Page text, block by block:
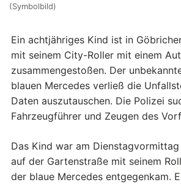
(Symbolbild)
Ein achtjähriges Kind ist in
mit seinem City-Roller mit einem
zusammengestoßen. Der
blauen Mercedes verließ die
Daten auszutauschen. Die Polizei
Fahrzeugführer und Zeugen des
Das Kind war am
auf der Gartenstraße mit seinem
der blaue Mercedes entgegenkam.